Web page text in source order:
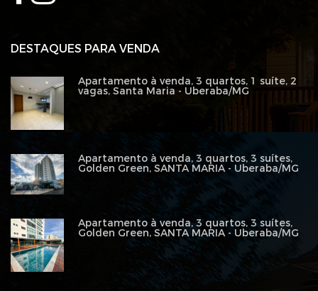
DESTAQUES PARA VENDA
Apartamento à venda, 3 quartos, 1 suíte, 2
vagas, Santa Maria - Uberaba/MG
Apartamento à venda, 3 quartos, 3 suítes,
Golden Green, SANTA MARIA - Uberaba/MG
Apartamento à venda, 3 quartos, 3 suítes,
Golden Green, SANTA MARIA - Uberaba/MG